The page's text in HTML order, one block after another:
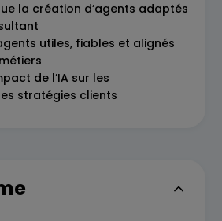
la création d’agents adaptés
utiles, fiables et alignés
de l’IA sur les
stratégies clients